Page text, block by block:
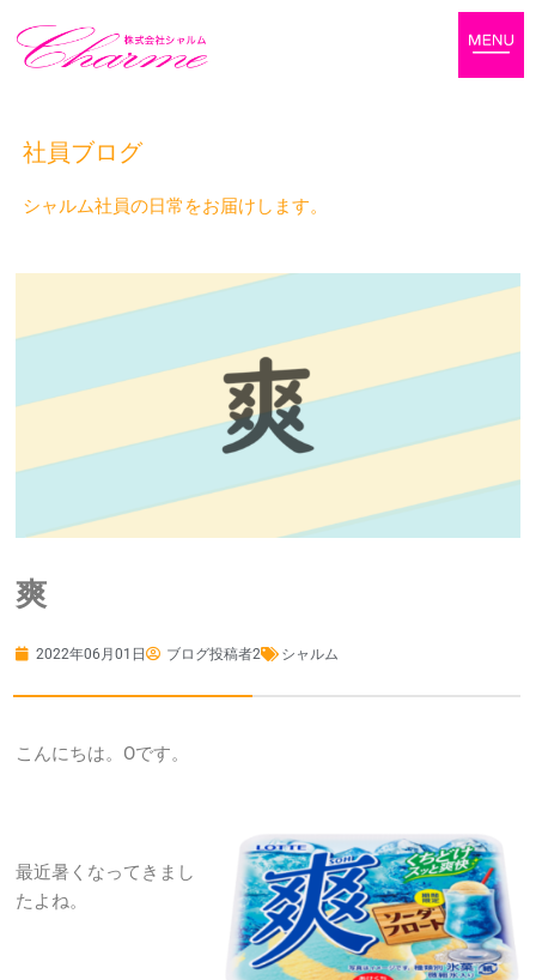
社員ブログ
シャルム社員の日常をお届けします。
爽
2022年06月01日 ブログ投稿者2 シャルム
こんにちは。Oです。
最近暑くなってきまし
たよね。